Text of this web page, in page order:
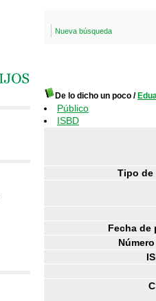
Nueva búsqueda
De lo dicho un poco /
Público
ISBD
Tipo de
Fecha de